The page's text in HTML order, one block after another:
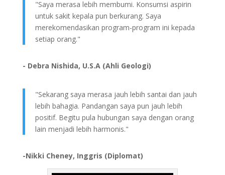
"Saya merasa lebih membumi. Konsumsi aspirin
untuk sakit kepala pun berkurang. Saya
merekomendasikan program-program ini kepada
setiap orang."
- Debra Nishida, U.S.A (Ahli Geologi)
"Sekarang saya merasa jauh lebih santai dan jauh
lebih bahagia. Pandangan saya pun jauh lebih
positif. Begitu pula hubungan saya dengan orang
lain menjadi lebih harmonis."
-Nikki Cheney, Inggris (Diplomat)